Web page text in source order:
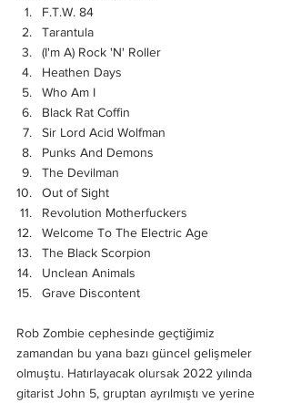
F.T.W. 84
Tarantula
(I'm A) Rock 'N' Roller
Heathen Days
Who Am I
Black Rat Coffin
Sir Lord Acid Wolfman
Punks And Demons
The Devilman
Out of Sight
Revolution Motherfuckers
Welcome To The Electric Age
The Black Scorpion
Unclean Animals
Grave Discontent
Rob Zombie cephesinde geçtiğimiz
zamandan bu yana bazı güncel gelişmeler
olmuştu. Hatırlayacak olursak 2022 yılında
gitarist John 5, gruptan ayrılmıştı ve yerine